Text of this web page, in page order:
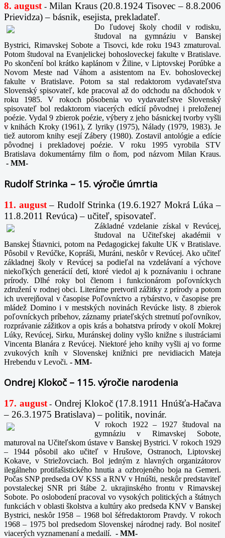
8. august -Milan Kraus (20.8.1924 Tisovec – 8.8.2006
Prievidza) – básnik, esejista, prekladateľ.
Do ľudovej školy chodil v rodisku,
študoval na gymnáziu v Banskej
Bystrici, Rimavskej Sobote a Tisovci, kde roku 1943 zmaturoval.
Potom študoval na Evanjelickej bohosloveckej fakulte v Bratislave.
Po skončení bol krátko kaplánom v Žiline, v Liptovskej Porúbke a
Novom Meste nad Váhom a asistentom na Ev. bohosloveckej
fakulte v Bratislave. Potom sa stal redaktorom vydavateľstva
Slovenský spisovateľ, kde pracoval až do odchodu na dôchodok v
roku 1985. V rokoch pôsobenia vo vydavateľstve Slovenský
spisovateľ bol redaktorom viacerých edícií pôvodnej i preloženej
poézie. Vydal 9 zbierok poézie, výbery z jeho básnickej tvorby vyšli
v knihách Kroky (1961), Z lyriky (1975), Nálady (1979, 1983). Je
tiež autorom knihy esejí Zábery (1980). Zostavil antológie a edície
pôvodnej i prekladovej poézie. V roku 1995 vyrobila STV
Bratislava dokumentárny film o ňom, pod názvom Milan Kraus.
- MM-
Rudolf Strinka – 15. výročie úmrtia
11. august – Rudolf Strinka (19.6.1927 Mokrá Lúka –
11.8.2011 Revúca) – učiteľ, spisovateľ.
Základné vzdelanie získal v Revúcej,
študoval na Učiteľskej akadémii v
Banskej Štiavnici, potom na Pedagogickej fakulte UK v Bratislave.
Pôsobil v Revúčke, Kopráši, Muráni, neskôr v Revúcej. Ako učiteľ
základnej školy v Revúcej sa podieľal na vzdelávaní a výchove
niekoľkých generácií detí, ktoré viedol aj k poznávaniu i ochrane
prírody. Dlhé roky bol členom i funkcionárom poľovníckych
združení v rodnej obci. Literárne pretvoril zážitky z prírody a potom
ich uverejňoval v časopise Poľovníctvo a rybárstvo, v časopise pre
mládež Domino i v mestských novinách Revúcke listy. 8 zbierok
poľovníckych príbehov, záznamy priateľských stretnutí poľovníkov,
rozprávanie zážitkov a opis krás a bohatstva prírody v okolí Mokrej
Lúky, Revúcej, Sirku, Muránskej doliny vyšlo knižne s ilustráciami
Vincenta Blanára z Revúcej. Niektoré jeho knihy vyšli aj vo forme
zvukových kníh v Slovenskej knižnici pre nevidiacich Mateja
Hrebendu v Levoči. - MM-
Ondrej Klokoč – 115. výročie narodenia
17. august- Ondrej Klokoč (17.8.1911 Hnúšťa-Hačava
– 26.3.1975 Bratislava) – politik, novinár.
V rokoch 1922 – 1927 študoval na
gymnáziu v Rimavskej Sobote,
maturoval na Učiteľskom ústave v Banskej Bystrici. V rokoch 1929
– 1944 pôsobil ako učiteľ v Hrušove, Ostranoch, Liptovskej
Kokave, v Striežovciach. Bol jedným z hlavných organizátorov
ilegálneho protifašistického hnutia a ozbrojeného boja na Gemeri.
Počas SNP predseda OV KSS a RNV v Hnúšti, neskôr predstaviteľ
povstaleckej SNR pri štábe 2. ukrajinského frontu v Rimavskej
Sobote. Po oslobodení pracoval vo vysokých politických a štátnych
funkciách v oblasti školstva a kultúry ako predseda KNV v Banskej
Bystrici, neskôr 1958 – 1968 bol šéfredaktorom Pravdy. V rokoch
1968 – 1975 bol predsedom Slovenskej národnej rady. Bol nositeľ
viacerých vyznamenaní a medailí. - MM-